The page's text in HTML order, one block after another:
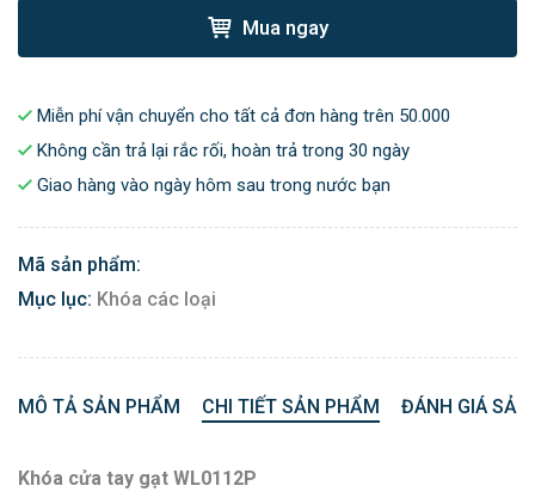
Mua ngay
Miễn phí vận chuyển cho tất cả đơn hàng trên 50.000
Không cần trả lại rắc rối, hoàn trả trong 30 ngày
Giao hàng vào ngày hôm sau trong nước bạn
Mã sản phẩm:
Mục lục: Khóa các loại
MÔ TẢ SẢN PHẨM CHI TIẾT SẢN PHẨM ĐÁNH GIÁ
Khóa cửa tay gạt WL0112P